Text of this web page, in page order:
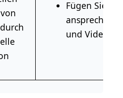
Fügen Sie
und Videos